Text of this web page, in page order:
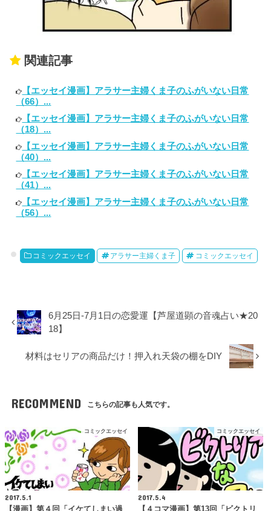
関連記事
【エッセイ漫画】アラサー主婦くま子のふがいない日常
（66）...
【エッセイ漫画】アラサー主婦くま子のふがいない日常
（18）...
【エッセイ漫画】アラサー主婦くま子のふがいない日常
（40）...
【エッセイ漫画】アラサー主婦くま子のふがいない日常
（41）...
【エッセイ漫画】アラサー主婦くま子のふがいない日常
（56）...
コミックエッセイ アラサー主婦くま子 コミックエッセイ
6月25日-7月1日の恋愛運【芦屋道顕の音魂占い★20
18】
材料はセリアの商品だけ！押入れ天袋の棚をDIY
RECOMMEND こちらの記事も人気です。
コミックエッセイ
2017.5.1
【漫画】第４回「イケてしまい過
コミックエッセイ
2017.5.4
【４コマ漫画】第13回「ビクトリ